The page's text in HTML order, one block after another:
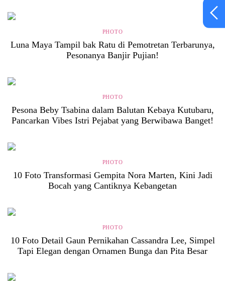
PHOTO
Luna Maya Tampil bak Ratu di Pemotretan Terbarunya,
Pesonanya Banjir Pujian!
PHOTO
Pesona Beby Tsabina dalam Balutan Kebaya Kutubaru,
Pancarkan Vibes Istri Pejabat yang Berwibawa Banget!
PHOTO
10 Foto Transformasi Gempita Nora Marten, Kini Jadi
Bocah yang Cantiknya Kebangetan
PHOTO
10 Foto Detail Gaun Pernikahan Cassandra Lee, Simpel
Tapi Elegan dengan Ornamen Bunga dan Pita Besar